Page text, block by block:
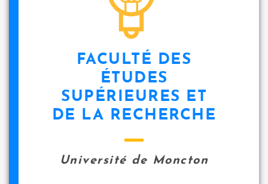
FACULTÉ DES
ÉTUDES
SUPÉRIEURES ET
DE LA RECHERCHE
Université de Moncton